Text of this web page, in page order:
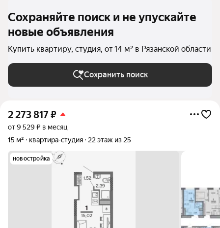
Сохраняйте поиск и не упускайте
новые объявления
Купить квартиру, студия, от 14 м² в Рязанской области
Сохранить поиск
2 273 817₽
от 9 529 ₽ в месяц
15 м²
квартира-студия 22 этаж из 25
новостройка